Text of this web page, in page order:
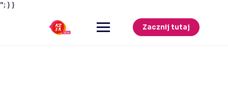
"; } }
Zacznij tutaj